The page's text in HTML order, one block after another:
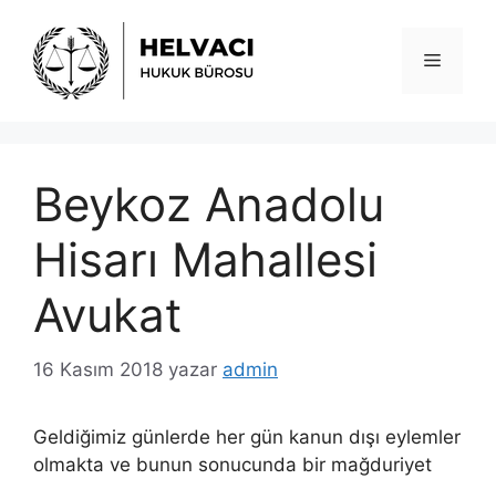
Menü
Beykoz Anadolu
Hisarı Mahallesi
Avukat
16 Kasım 2018 yazar admin
Geldiğimiz günlerde her gün kanun dışı eylemler
olmakta ve bunun sonucunda bir mağduriyet